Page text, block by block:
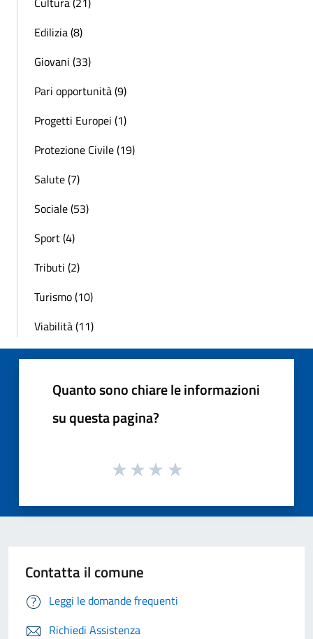
Edilizia (8)
Giovani (33)
Pari opportunità (9)
Progetti Europei (1)
Protezione Civile (19)
Salute (7)
Sociale (53)
Sport (4)
Tributi (2)
Turismo (10)
Viabilità (11)
Quanto sono chiare le informazioni
su questa pagina?
Contatta il comune
Leggi le domande frequenti
Richiedi Assistenza